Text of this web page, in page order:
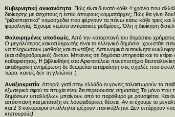
Κυβερνητική ανικανότητα . Πώς είναι δυνατό κάθε 4 χρόνια που
διοίκησης με άσχετους ή έστω άπειρους κομματάρχες; Πώς θα γίνει
"ριζοσπαστικά" νομοσχέδια που φέρνουν τα πάνω κάτω κάθε τρείς και
φορολογία; Έχουμε γεμίσει αντιφατικές ρυθμίσεις. Όλη η διοίκηση
Φαλοιρημένες υποδομές . Από την καταρπαγή του δημόσιου
Ο μεγαλύτερος κακοπληρωτής είναι το ελληνικό δημόσιο, χρωστάει
να πληρώσουν μισθούς και συντάξεις. Αστυνομικά αυτοκίνητα
(και σιδηροδρομικό) δίκτυο. Μπαίνεις σε δημόσια υπηρεσία και το
καθαριότητας. Η βιβλιοθήκη στο Αριστοτέλειο πανεπιστήμιο
ακαδημαϊκή ενημέρωση δε θεωρείται απαραίτητη στις σχολές που
τώρα, κανείς δεν τη γλιτώνει :)
Αναξιοκρατία . Απορώ γιατί στην ελλάδα οι γονείς ταλαιπωρούν τα
εξωτερικό αφού τα πτυχία είναι δευτερεύουσας σημασίας; Το μόνο
δημόσιων υπαλλήλων μπαίνουν από το παράθυρο με ρουσφέτια. Και
απόσπαση και μετάταξη σε λουφαδόρικες θέσεις. Αν κι έχουμε το
και 2-3 κακόμοιροι υπάλληλοι τρέχουν πανικόβλητοι. Δεν υπάρχουν
κηπουρούς!